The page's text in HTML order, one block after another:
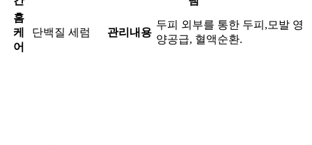
홈
케
어
단백질 세럼 관리내용
두피 외부를 통한 두피,모발 영
양공급, 혈액순환.